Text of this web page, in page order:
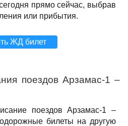
прямо сейчас, выбрав
или прибытия.
ЖД билет
поездов Арзамас-1 –
поездов Арзамас-1 –
билеты на другую